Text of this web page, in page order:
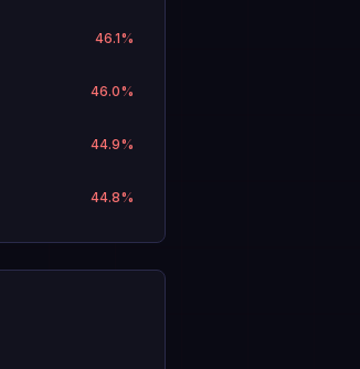
46.1%
46.0%
44.9%
44.8%